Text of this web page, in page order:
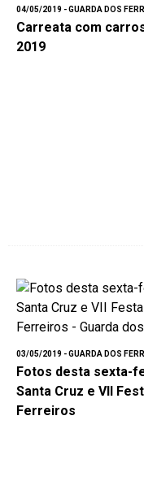
04/05/2019 - GUARDA DOS
Carreata com
2019
03/05/2019 - GUARDA DOS
Fotos desta sexta-
Santa Cruz e VII
Ferreiros